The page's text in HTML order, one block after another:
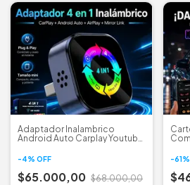
Adaptador Inalambrico
Android Auto Carplay Youtube
-4% OFF
$65.000,00 $68.000,00
-61%